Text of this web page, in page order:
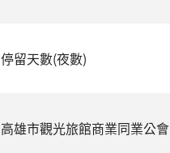
停留天數(夜數)
高雄市觀光旅館商業同業公會